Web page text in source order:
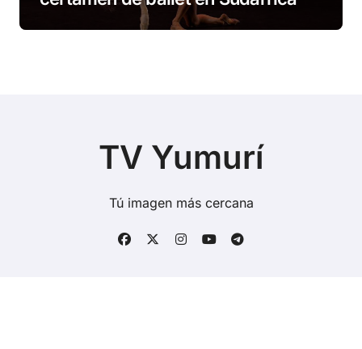
TV Yumurí
Tú imagen más cercana